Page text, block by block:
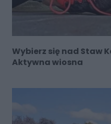
Wybierz się nad Staw
Aktywna wiosna